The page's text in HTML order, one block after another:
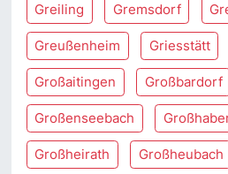
Greiling Gremsdorf
Greußenheim Griesstätt
Großaitingen Großbardorf
Großenseebach
Großheirath Großheubach